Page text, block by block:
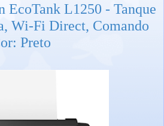
EcoTank L1250 - Tanque
Wi-Fi Direct, Comando
Preto